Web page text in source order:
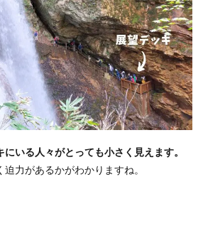
いる人々がとっても小さく見えます。
力があるかがわかりますね。